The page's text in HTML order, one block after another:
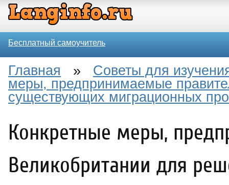
Бесплатный самоучитель
Главная » Советы для
меры, предпринимаемые
существующих миграционных
Конкретные меры,
Великобритании для